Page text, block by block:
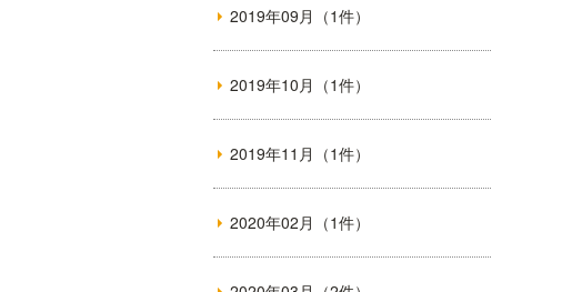
2019年09月（1件）
2019年10月（1件）
2019年11月（1件）
2020年02月（1件）